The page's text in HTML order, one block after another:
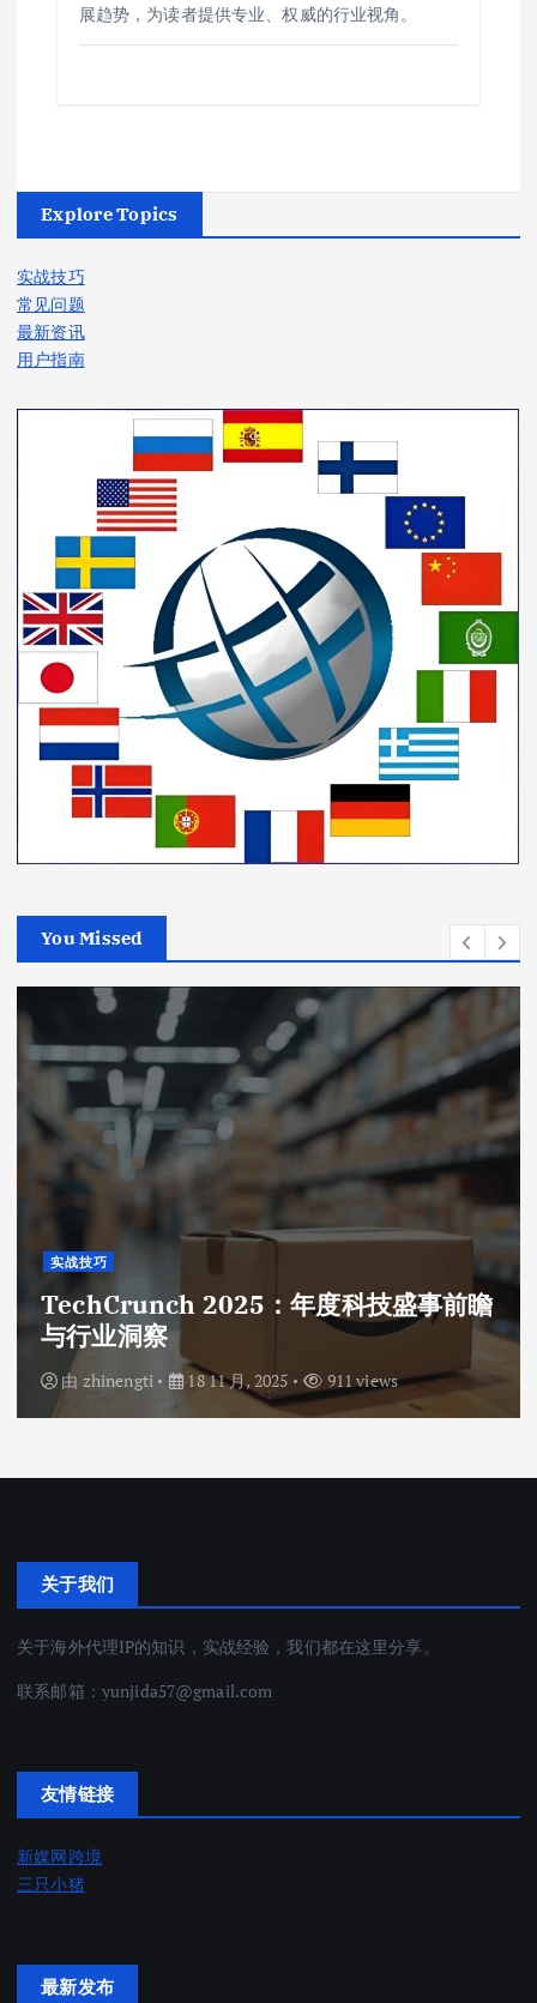
展趋势，为读者提供专业、权威的行业视角。
Explore Topics
实战技巧
常见问题
最新资讯
用户指南
You Missed
实战技巧
TechCrunch 2025：年度科技盛事前瞻
与行业洞察
由 zhinengti 18 11 月, 2025 911 views
关于我们
关于海外代理IP的知识，实战经验，我们都在这里分享。
联系邮箱： yunjida57@gmail.com
友情链接
新媒网跨境
三只小猪
最新发布